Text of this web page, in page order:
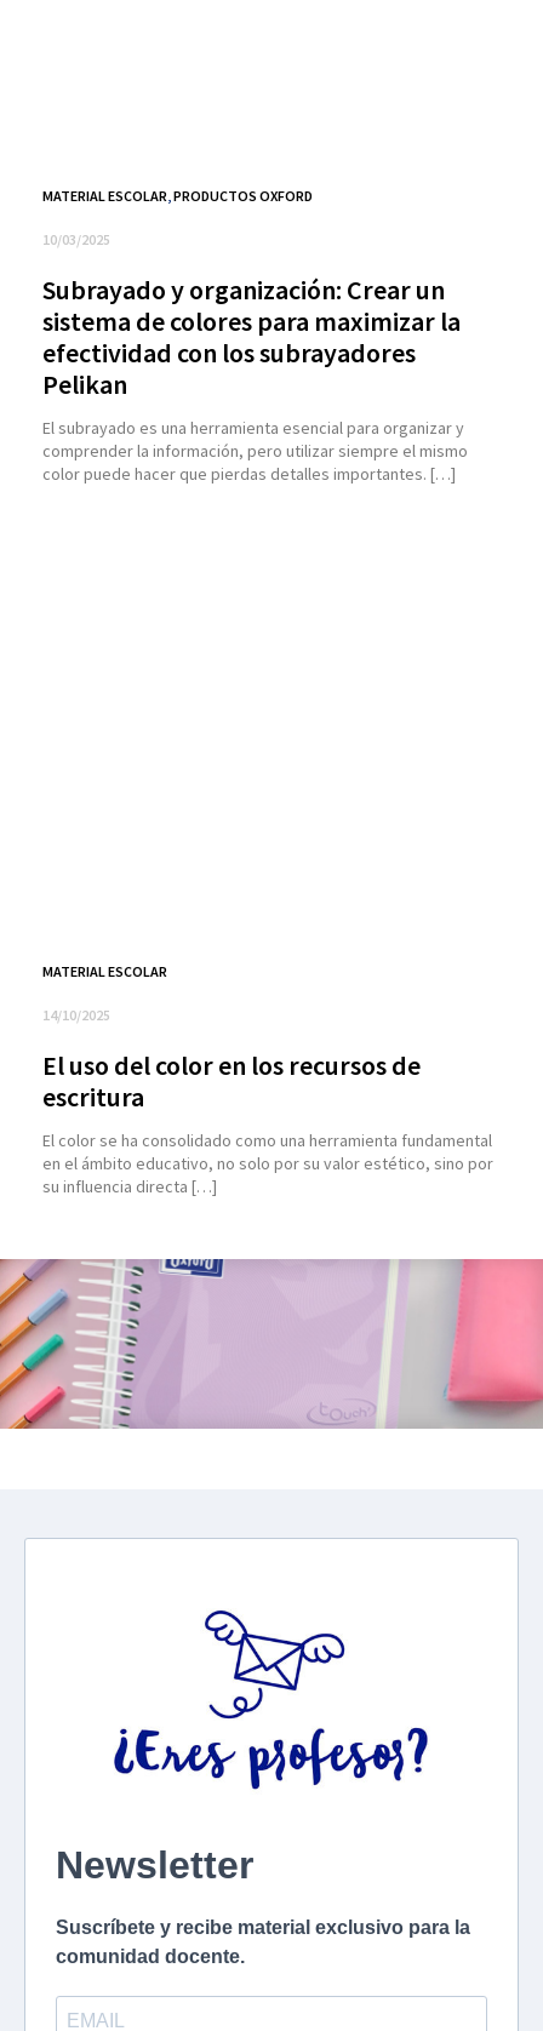
MATERIAL ESCOLAR,PRODUCTOS OXFORD
10/03/2025
Subrayado y organización: Crear un
sistema de colores para maximizar la
efectividad con los subrayadores
Pelikan
El subrayado es una herramienta esencial para organizar y
comprender la información, pero utilizar siempre el mismo
color puede hacer que pierdas detalles importantes. […]
MATERIAL ESCOLAR
14/10/2025
El uso del color en los recursos de
escritura
El color se ha consolidado como una herramienta fundamental
en el ámbito educativo, no solo por su valor estético, sino por
su influencia directa […]